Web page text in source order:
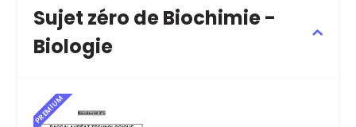
Sujet zéro de Biochimie -
Biologie
PREMIUM